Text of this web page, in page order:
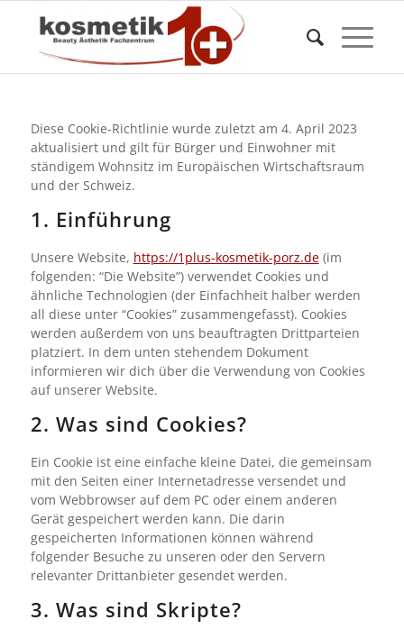
Diese Cookie-Richtlinie wurde zuletzt am 4. April 2023
aktualisiert und gilt für Bürger und Einwohner mit
ständigem Wohnsitz im Europäischen Wirtschaftsraum
und der Schweiz.
1. Einführung
Unsere Website, https://1plus-kosmetik-porz.de(im
folgenden: “Die Website”) verwendet Cookies und
ähnliche Technologien (der Einfachheit halber werden
all diese unter “Cookies” zusammengefasst). Cookies
werden außerdem von uns beauftragten Drittparteien
platziert. In dem unten stehendem Dokument
informieren wir dich über die Verwendung von Cookies
auf unserer Website.
2. Was sind Cookies?
Ein Cookie ist eine einfache kleine Datei, die gemeinsam
mit den Seiten einer Internetadresse versendet und
vom Webbrowser auf dem PC oder einem anderen
Gerät gespeichert werden kann. Die darin
gespeicherten Informationen können während
folgender Besuche zu unseren oder den Servern
relevanter Drittanbieter gesendet werden.
3. Was sind Skripte?